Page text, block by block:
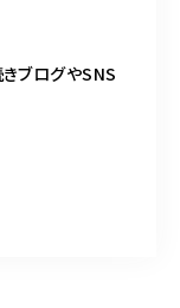
ブログやSNS